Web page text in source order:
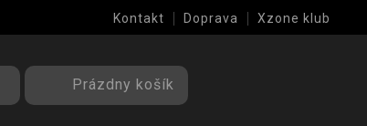
Kontakt Doprava Xzone klub
Prázdny košík